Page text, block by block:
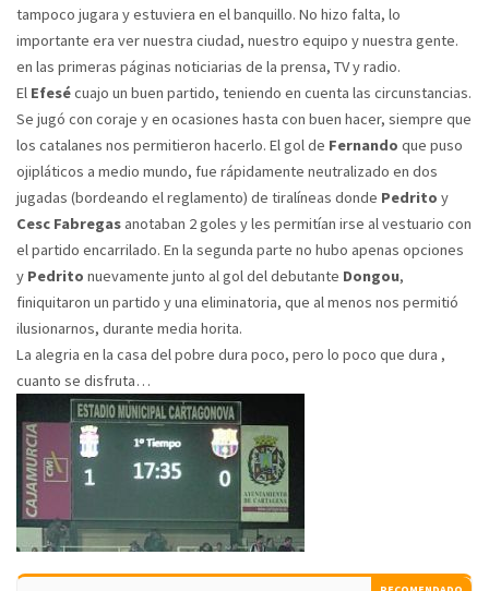
tampoco jugara y estuviera en el banquillo. No hizo falta, lo
importante era ver nuestra ciudad, nuestro equipo y nuestra gente.
en las primeras páginas noticiarias de la prensa, TV y radio.
El Efesécuajo un buen partido, teniendo en cuenta las circunstancias.
Se jugó con coraje y en ocasiones hasta con buen hacer, siempre que
los catalanes nos permitieron hacerlo. El gol de Fernando que puso
ojipláticos a medio mundo, fue rápidamente neutralizado en dos
jugadas (bordeando el reglamento) de tiralíneas donde Pedrito y
Cesc Fabregas anotaban 2 goles y les permitían irse al vestuario con
el partido encarrilado. En la segunda parte no hubo apenas opciones
y Pedrito nuevamente junto al gol del debutante Dongou,
finiquitaron un partido y una eliminatoria, que al menos nos permitió
ilusionarnos, durante media horita.
La alegria en la casa del pobre dura poco, pero lo poco que dura ,
cuanto se disfruta…